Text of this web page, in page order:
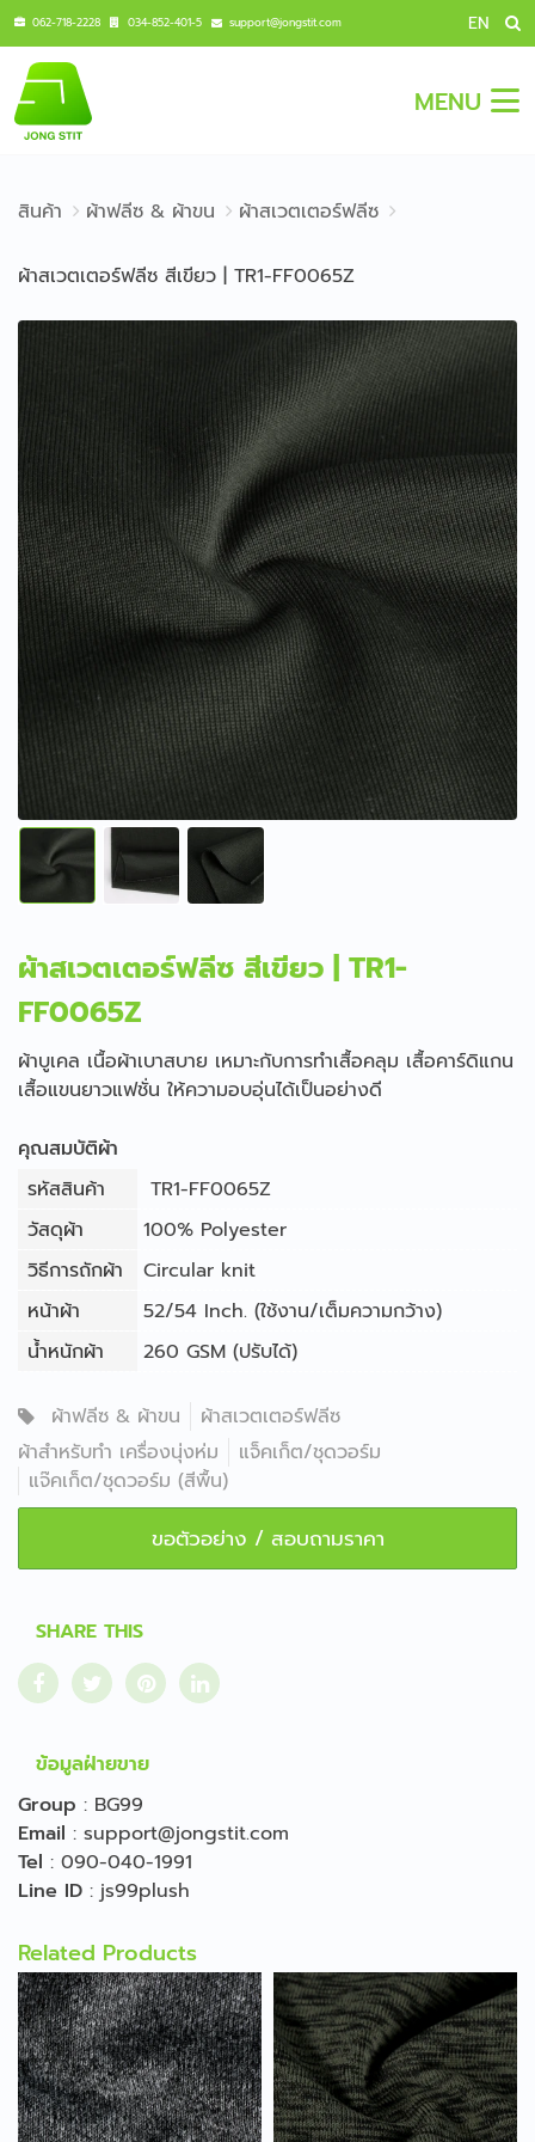
062-718-2228 034-852-401-5 support@jongstit.com EN
MENU
สินค้า ผ้าฟลีซ & ผ้าขน ผ้าสเวตเตอร์ฟลีซ
ผ้าสเวตเตอร์ฟลีซ สีเขียว | TR1-FF0065Z
ผ้าสเวตเตอร์ฟลีซ สีเขียว | TR1-
FF0065Z
ผ้าบูเคล เนื้อผ้าเบาสบาย เหมาะกับการทำเสื้อคลุม เสื้อคาร์ดิแกน
เสื้อแขนยาวแฟชั่น ให้ความอบอุ่นได้เป็นอย่างดี
คุณสมบัติผ้า
รหัสสินค้า
TR1-FF0065Z
วัสดุผ้า
100% Polyester
วิธีการถักผ้า
Circular knit
หน้าผ้า
52/54 Inch. (ใช้งาน/เต็มความกว้าง)
น้ำหนักผ้า
260 GSM (ปรับได้)
ผ้าฟลีซ & ผ้าขน
ผ้าสเวตเตอร์ฟลีซ
ผ้าสำหรับทำ เครื่องนุ่งห่ม
แจ็คเก็ต/ชุดวอร์ม
แจ๊คเก็ต/ชุดวอร์ม (สีพื้น)
ขอตัวอย่าง / สอบถามราคา
SHARE THIS
ข้อมูลฝ่ายขาย
Group : BG99
Email : support@jongstit.com
Tel : 090-040-1991
Line ID : js99plush
Related Products